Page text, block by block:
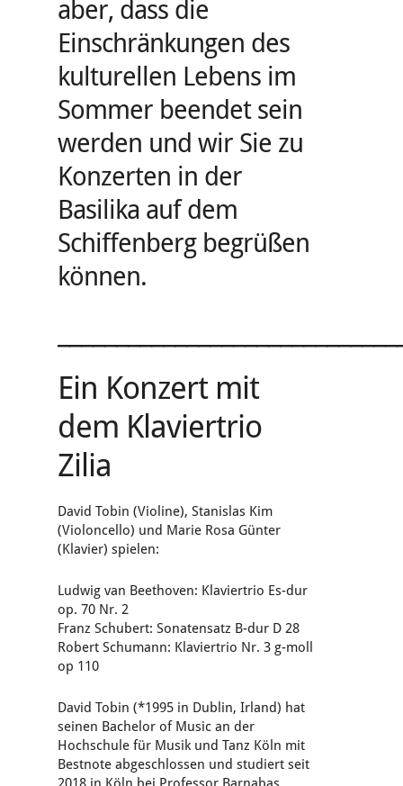
aber, dass die
Einschränkungen des
kulturellen Lebens im
Sommer beendet sein
werden und wir Sie zu
Konzerten in der
Basilika auf dem
Schiffenberg begrüßen
können.
Ein Konzert mit
dem Klaviertrio
Zilia
David Tobin (Violine), Stanislas Kim
(Violoncello) und Marie Rosa Günter
(Klavier) spielen:
Ludwig van Beethoven: Klaviertrio Es-dur
op. 70 Nr. 2
Franz Schubert: Sonatensatz B-dur D 28
Robert Schumann: Klaviertrio Nr. 3 g-moll
op 110
David Tobin (*1995 in Dublin, Irland) hat
seinen Bachelor of Music an der
Hochschule für Musik und Tanz Köln mit
Bestnote abgeschlossen und studiert seit